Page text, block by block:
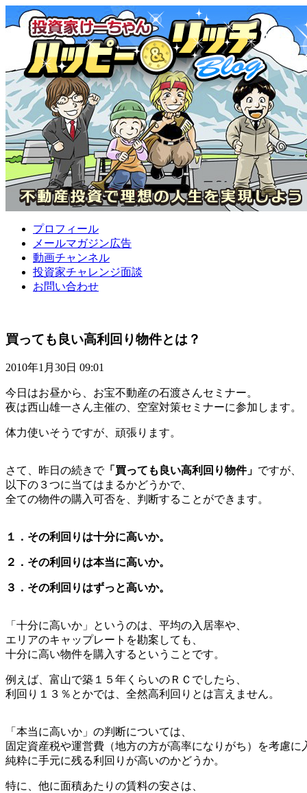
プロフィール
メールマガジン広告
動画チャンネル
投資家チャレンジ面談
お問い合わせ
買っても良い高利回り物件とは？
2010年1月30日 09:01
今日はお昼から、お宝不動産の石渡さんセミナー。
夜は西山雄一さん主催の、空室対策セミナーに参加します。
体力使いそうですが、頑張ります。
さて、昨日の続きで「買っても良い高利回り物件」 ですが、
以下の３つに当てはまるかどうかで、
全ての物件の購入可否を、判断することができます。
１．その利回りは十分に高いか。
２．その利回りは本当に高いか。
３．その利回りはずっと高いか。
「十分に高いか」というのは、平均の入居率や、
エリアのキャップレートを勘案しても、
十分に高い物件を購入するということです。
例えば、富山で築１５年くらいのＲＣでしたら、
利回り１３％とかでは、全然高利回りとは言えません。
「本当に高いか」の判断については、
固定資産税や運営費（地方の方が高率になりがち）を考慮に
純粋に手元に残る利回りが高いのかどうか。
特に、他に面積あたりの賃料の安さは、